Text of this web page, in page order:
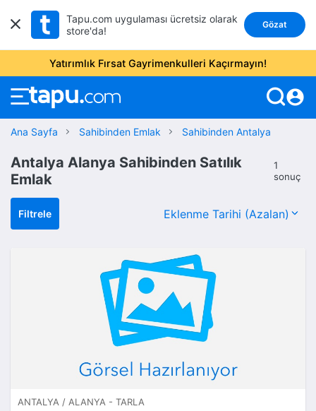
Tapu.com uygulaması ücretsiz olarak
store'da!
Gözat
Yatırımlık Fırsat Gayrimenkulleri Kaçırmayın!
account_circle
Ana Sayfa Sahibinden Emlak Sahibinden Antalya
Antalya Alanya Sahibinden Satılık
Emlak
1
sonuç
Filtrele
ANTALYA / ALANYA - TARLA